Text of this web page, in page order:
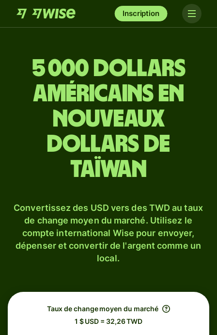
Inscription
5 000 dollars
américains en
nouveaux
dollars de
Taïwan
Convertissez des USD vers des TWD au taux
de change moyen du marché. Utilisez le
compte international Wise pour envoyer,
dépenser et convertir de l'argent comme un
local.
Taux de change moyen du marché
1 $ USD = 32,26 TWD